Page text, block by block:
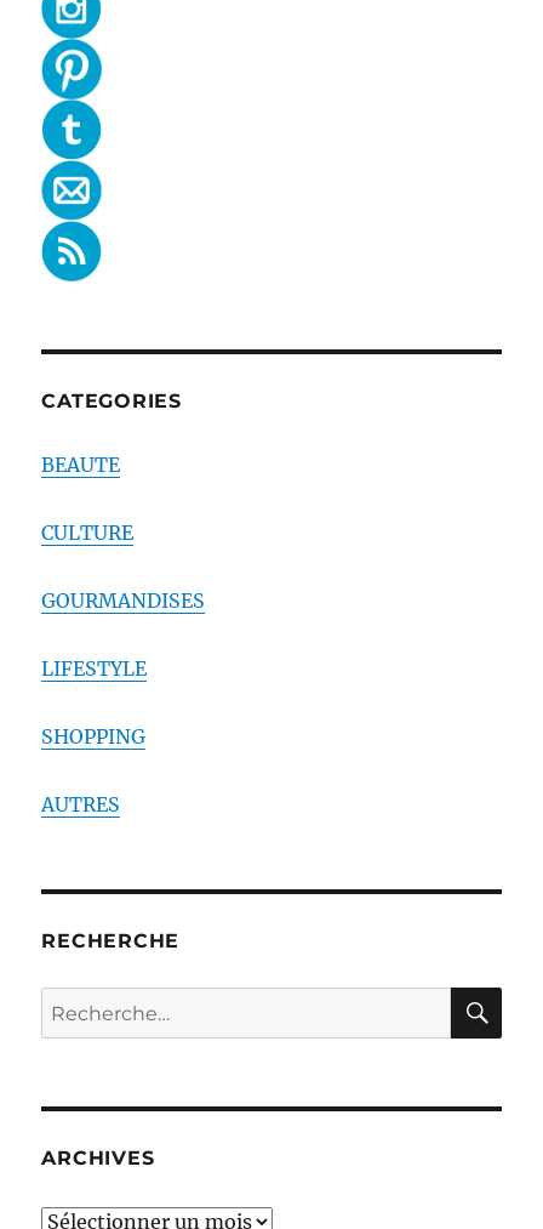
CATEGORIES
BEAUTE
CULTURE
GOURMANDISES
LIFESTYLE
SHOPPING
AUTRES
RECHERCHE
Recherche
pour :
ARCHIVES
ARCHIVES